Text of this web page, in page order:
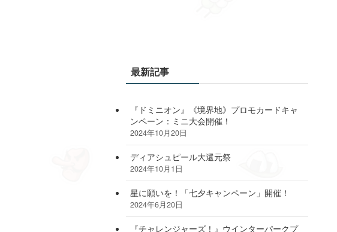
最新記事
『ドミニオン』《境界地》プロモカードキャ
ンペーン：ミニ大会開催！
2024年10月20日
ディアシュピール大還元祭
2024年10月1日
星に願いを！「七夕キャンペーン」開催！
2024年6月20日
『チャレンジャーズ！』ウインターパークプ